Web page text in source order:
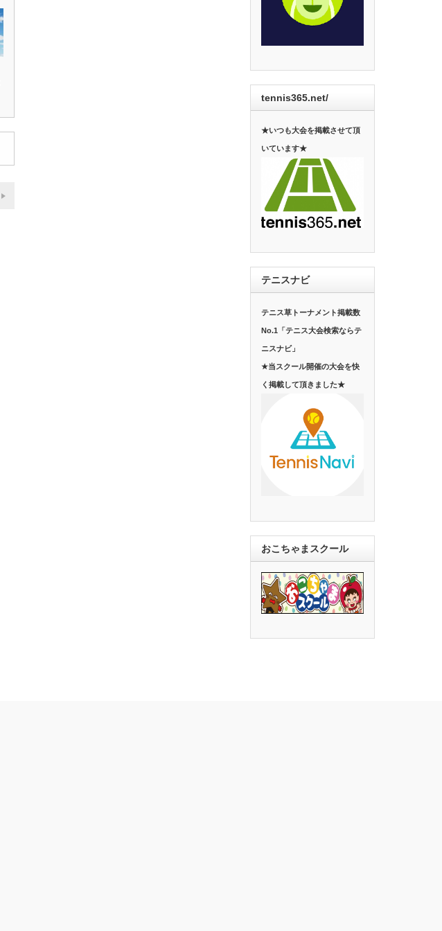
tennis365.net/
★いつも大会を掲載させて頂
いています★
テニスナビ
テニス草トーナメント掲載数
No.1「テニス大会検索ならテ
ニスナビ」
★当スクール開催の大会を快
く掲載して頂きました★
おこちゃまスクール